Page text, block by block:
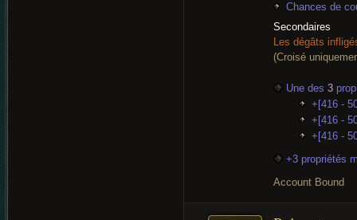
Chances de
Secondaires
Les dégâts
(Croisé
Une des 3
+[416 -
+[416 -
+[416 -
+3 propriétés
Account Bound